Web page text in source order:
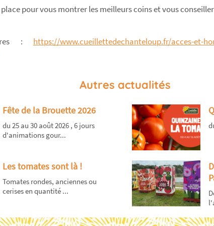
pour vous montrer les meilleurs coins et vous
: https://www.cueillettedechanteloup.fr/acces-et-
Autres actualités
Fête de la Brouette 2026
du 25 au 30 août 2026 , 6 jours
d'animations gour...
Les tomates sont là !
Tomates rondes, anciennes ou
cerises en quantité ...